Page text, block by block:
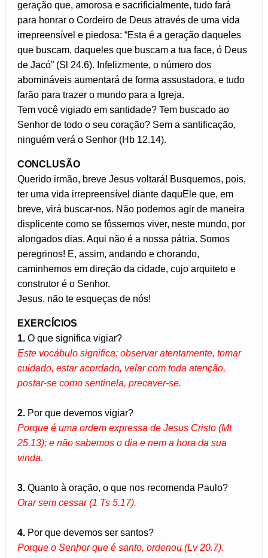
geração que, amorosa e sacrificialmente, tudo fará
para honrar o Cordeiro de Deus através de uma vida
irrepreensível e piedosa: “Esta é a geração daqueles
que buscam, daqueles que buscam a tua face, ó Deus
de Jacó” (Sl 24.6). Infelizmente, o número dos
abomináveis aumentará de forma assustadora, e tudo
farão para trazer o mundo para a Igreja.
Tem você vigiado em santidade? Tem buscado ao
Senhor de todo o seu coração? Sem a santificação,
ninguém verá o Senhor (Hb 12.14).
CONCLUSÃO
Querido irmão, breve Jesus voltará! Busquemos, pois,
ter uma vida irrepreensível diante daquEle que, em
breve, virá buscar-nos. Não podemos agir de maneira
displicente como se fôssemos viver, neste mundo, por
alongados dias. Aqui não é a nossa pátria. Somos
peregrinos! E, assim, andando e chorando,
caminhemos em direção da cidade, cujo arquiteto e
construtor é o Senhor.
Jesus, não te esqueças de nós!
EXERCÍCIOS
1. O que significa vigiar?
Este vocábulo significa: observar atentamente, tomar
cuidado, estar acordado, velar com toda atenção,
postar-se como sentinela, precaver-se.
2. Por que devemos vigiar?
Porque é uma ordem expressa de Jesus Cristo (Mt
25.13); e não sabemos o dia e nem a hora da sua
vinda.
3. Quanto à oração, o que nos recomenda Paulo?
Orar sem cessar (1 Ts 5.17).
4. Por que devemos ser santos?
Porque o Senhor que é santo, ordenou (Lv 20.7).